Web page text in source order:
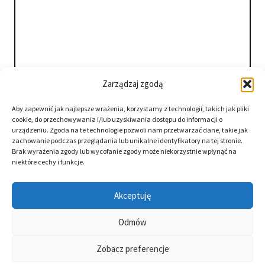
Zarządzaj zgodą
Aby zapewnić jak najlepsze wrażenia, korzystamy z technologii, takich jak pliki
cookie, do przechowywania i/lub uzyskiwania dostępu do informacji o
urządzeniu. Zgoda na te technologie pozwoli nam przetwarzać dane, takie jak
zachowanie podczas przeglądania lub unikalne identyfikatory na tej stronie.
Brak wyrażenia zgody lub wycofanie zgody może niekorzystnie wpłynąć na
niektóre cechy i funkcje.
Akceptuję
Odmów
Zobacz preferencje